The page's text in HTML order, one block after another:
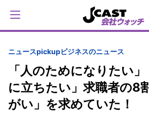
ニュースpickupビジネスのニュース
「人のためになりたい
に立ちたい」求職者の8
がい」を求めていた！